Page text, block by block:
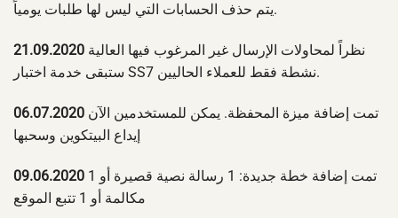
يتم حذف الحسابات التي ليس لها طلبات يومياً.
21.09.2020
ستبقى خدمة اختبار SS7 نشطة فقط للعملاء الحاليين.
06.07.2020
إيداع البيتكوين وسحبها
09.06.2020
مكالمة أو 1 تتبع الموقع